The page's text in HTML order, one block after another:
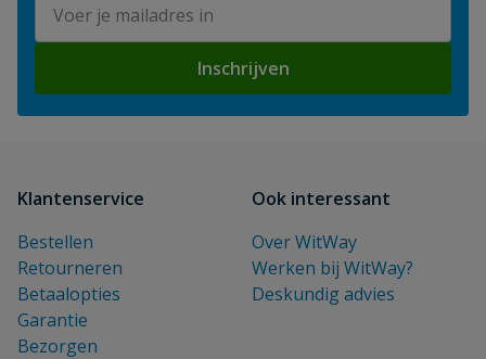
Inschrijven
Klantenservice
Bestellen
Retourneren
Betaalopties
Garantie
Bezorgen
Ook interessant
Over WitWay
Werken bij WitWay?
Deskundig advies